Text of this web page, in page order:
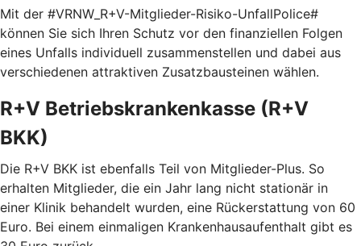
Mit der #VRNW_R+V-Mitglieder-Risiko-UnfallPolice#
können Sie sich Ihren Schutz vor den finanziellen Folgen
eines Unfalls individuell zusammenstellen und dabei aus
verschiedenen attraktiven Zusatzbausteinen wählen.
R+V Betriebskrankenkasse (R+V
BKK)
Die R+V BKK ist ebenfalls Teil von Mitglieder-Plus. So
erhalten Mitglieder, die ein Jahr lang nicht stationär in
einer Klinik behandelt wurden, eine Rückerstattung von 60
Euro. Bei einem einmaligen Krankenhausaufenthalt gibt es